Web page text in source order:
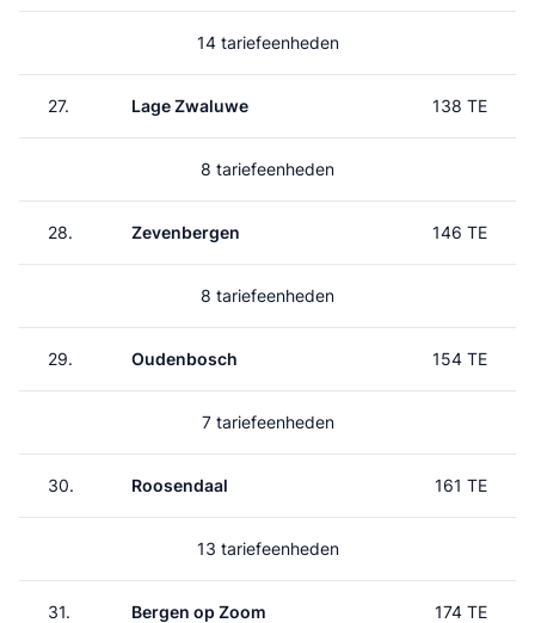
14 tariefeenheden
27. Lage Zwaluwe 138 TE
8 tariefeenheden
28. Zevenbergen 146 TE
8 tariefeenheden
29. Oudenbosch 154 TE
7 tariefeenheden
30. Roosendaal 161 TE
13 tariefeenheden
31. Bergen op Zoom 174 TE